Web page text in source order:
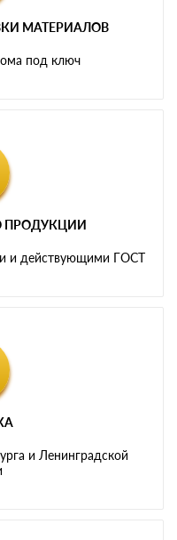
МАТЕРИАЛОВ
под ключ
ПРОДУКЦИИ
и действующими ГОСТ
и Ленинградской